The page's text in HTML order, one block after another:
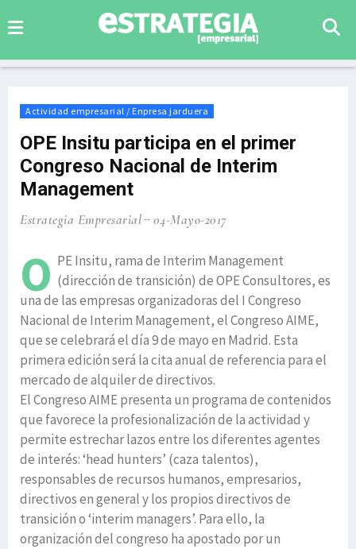
Actividad empresarial / Enpresa jarduera
OPE Insitu participa en el primer
Congreso Nacional de Interim
Management
Estrategia Empresarial 04-Mayo-2017
O PE Insitu, rama de Interim Management
(dirección de transición) de OPE Consultores, es
una de las empresas organizadoras del I Congreso
Nacional de Interim Management, el Congreso AIME,
que se celebrará el día 9 de mayo en Madrid. Esta
primera edición será la cita anual de referencia para el
mercado de alquiler de directivos.
El Congreso AIME presenta un programa de contenidos
que favorece la profesionalización de la actividad y
permite estrechar lazos entre los diferentes agentes
de interés: ‘head hunters’ (caza talentos),
responsables de recursos humanos, empresarios,
directivos en general y los propios directivos de
transición o ‘interim managers’. Para ello, la
organización del congreso ha apostado por un